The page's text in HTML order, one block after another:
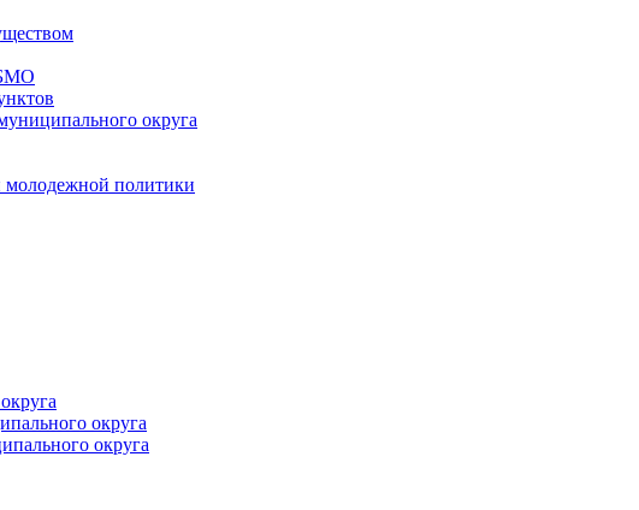
округа
молодежной политики
округа
округа